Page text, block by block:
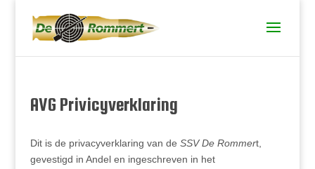
AVG Privicyverklaring
Dit is de privacyverklaring van de SSV De Rommert,
gevestigd in Andel en ingeschreven in het